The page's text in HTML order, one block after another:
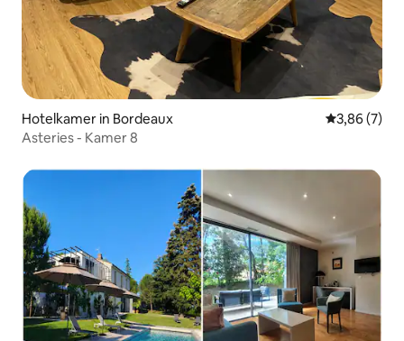
Hotelkamer in Bordeaux
3,86 (7)
Asteries - Kamer 8